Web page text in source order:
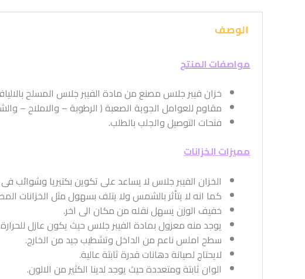
الوصف
مواصفات المنتج
خزان فيبر جلاس مصنع من مادة الفيبر جلاس المسلح
مقاوم للعوامل الجوية الصعبة ( الرطوبة – والاملاح –
فتحات التوصيل والجلب بالطلب.
مميزات الخزانات
الخزان الفيبر جلاس لا يساعد على تكوين بكتيريا وشوائب فى
كما انه لا يتأثر بالشمس ولا يتلف بسهول مثل الخزانات
خفيف الوزن يسهل نقله من مكان الى اخر.
يوجد منه معزول بمادة الفيبر جلاس حيث يكون عازل
سطح املس ناعم من الداخل وتشطيب جيد من الخارج.
لايحتاج لصيانة دهانات قدرة ثابتة عالية.
الوان ثابتة ومتعددة حيث يوجد لدينا الكثير من الالون.